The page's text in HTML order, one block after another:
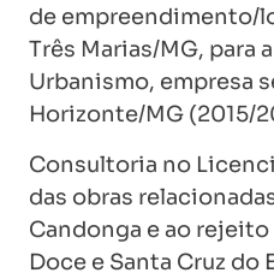
de empreendimento/
Três Marias/MG, para
Urbanismo, empresa
Horizonte/MG (2015/
Consultoria no
das obras
Candonga e ao
Doce e Santa Cruz do